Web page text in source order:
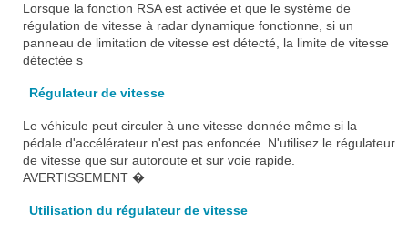
Lorsque la fonction RSA est activée et que le système de
régulation de vitesse à radar dynamique fonctionne, si un
panneau de limitation de vitesse est détecté, la limite de vitesse
détectée s
Régulateur de vitesse
Le véhicule peut circuler à une vitesse donnée même si la
pédale d'accélérateur n'est pas enfoncée. N'utilisez le régulateur
de vitesse que sur autoroute et sur voie rapide.
AVERTISSEMENT �
Utilisation du régulateur de vitesse